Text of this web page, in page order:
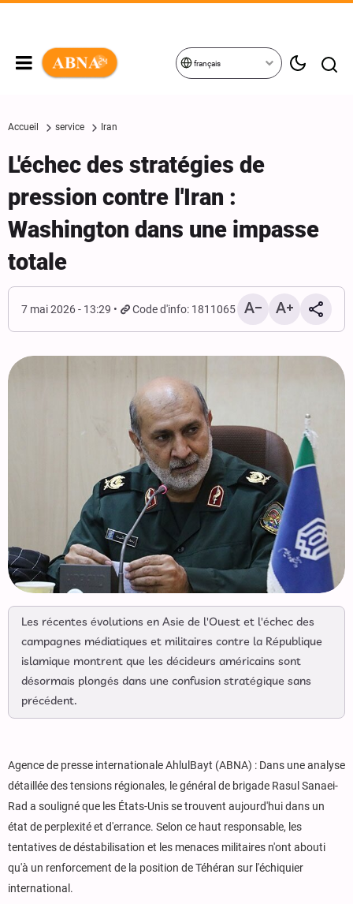
français
Accueil service Iran
L'échec des stratégies de
pression contre l'Iran :
Washington dans une impasse
totale
7 mai 2026 - 13:29 Code d'info: 1811065
Les récentes évolutions en Asie de l'Ouest et l'échec des
campagnes médiatiques et militaires contre la République
islamique montrent que les décideurs américains sont
désormais plongés dans une confusion stratégique sans
précédent.
Agence de presse internationale AhlulBayt (ABNA) : Dans une analyse
détaillée des tensions régionales, le général de brigade Rasul Sanaei-
Rad a souligné que les États-Unis se trouvent aujourd'hui dans un
état de perplexité et d'errance. Selon ce haut responsable, les
tentatives de déstabilisation et les menaces militaires n'ont abouti
qu'à un renforcement de la position de Téhéran sur l'échiquier
international.